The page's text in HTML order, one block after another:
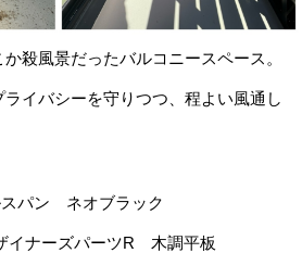
殺風景だったバルコニースペース。
イバシーを守りつつ、程よい風通し
パン ネオブラック
イナーズパーツR 木調平板